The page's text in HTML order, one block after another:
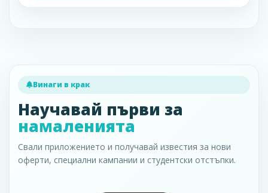
Винаги в крак
Научавай първи за
намаленията
Свали приложението и получавай известия за нови
оферти, специални кампании и студентски отстъпки.